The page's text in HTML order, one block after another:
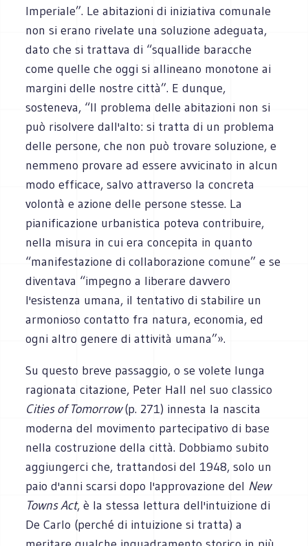
Imperiale”. Le abitazioni di iniziativa comunale
non si erano rivelate una soluzione adeguata,
dato che si trattava di “squallide baracche
come quelle che oggi si allineano monotone ai
margini delle nostre città”. E dunque,
sosteneva, “Il problema delle abitazioni non si
può risolvere dall'alto: si tratta di un problema
delle persone, che non può trovare soluzione, e
nemmeno provare ad essere avvicinato in alcun
modo efficace, salvo attraverso la concreta
volontà e azione delle persone stesse. La
pianificazione urbanistica poteva contribuire,
nella misura in cui era concepita in quanto
“manifestazione di collaborazione comune” e se
diventava “impegno a liberare davvero
l'esistenza umana, il tentativo di stabilire un
armonioso contatto fra natura, economia, ed
ogni altro genere di attività umana”».
Su questo breve passaggio, o se volete lunga
ragionata citazione, Peter Hall nel suo classico
Cities of Tomorrow(p. 271) innesta la nascita
moderna del movimento partecipativo di base
nella costruzione della città. Dobbiamo subito
aggiungerci che, trattandosi del 1948, solo un
paio d'anni scarsi dopo l'approvazione del New
Towns Act, è la stessa lettura dell'intuizione di
De Carlo (perché di intuizione si tratta) a